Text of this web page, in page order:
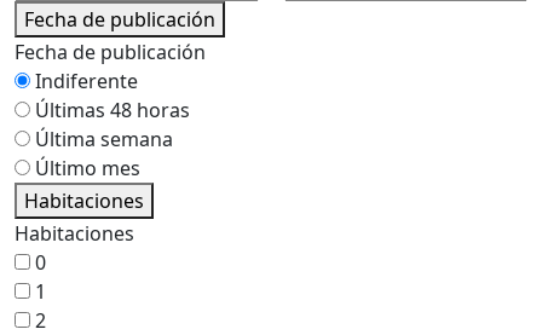
Fecha de publicación
Fecha de publicación
Indiferente
Últimas 48 horas
Última semana
Último mes
Habitaciones
Habitaciones
0
1
2